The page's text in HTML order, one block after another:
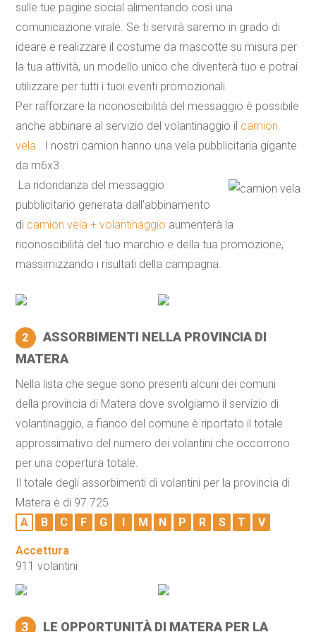
sulle tue pagine social alimentando così una
comunicazione virale. Se ti servirà saremo in grado di
ideare e realizzare il costume da mascotte su misura per
la tua attività, un modello unico che diventerà tuo e potrai
utilizzare per tutti i tuoi eventi promozionali.
Per rafforzare la riconoscibilità del messaggio è possibile
anche abbinare al servizio del volantinaggio il camion
vela . I nostri camion hanno una vela pubblicitaria gigante
da m6x3 .
La ridondanza del messaggio
pubblicitario generata dall'abbinamento
di camion vela + volantinaggio aumenterà la
riconoscibilità del tuo marchio e della tua promozione,
massimizzando i risultati della campagna.
2
ASSORBIMENTI NELLA PROVINCIA DI
MATERA
Nella lista che segue sono presenti alcuni dei comuni
della provincia di Matera dove svolgiamo il servizio di
volantinaggio, a fianco del comune è riportato il totale
approssimativo del numero dei volantini che occorrono
per una copertura totale.
Il totale degli assorbimenti di volantini per la provincia di
Matera è di 97.725
A
B C F G I M N P R S T V
Accettura
911 volantini
3 LE OPPORTUNITÀ DI MATERA PER LA